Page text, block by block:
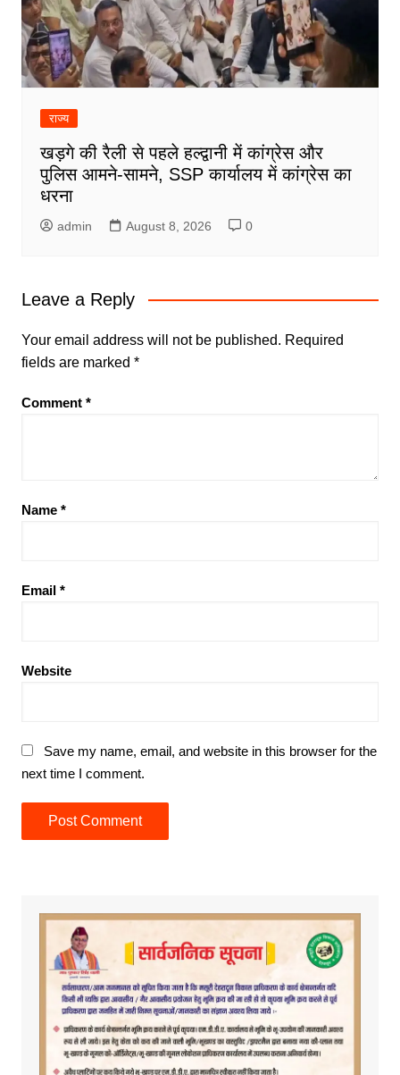
राज्य
खड़गे की रैली से पहले हल्द्वानी में कांग्रेस और
पुलिस आमने-सामने, SSP कार्यालय में कांग्रेस का
धरना
admin August 8, 2026 0
Leave a Reply
Your email address will not be published. Required
fields are marked *
Comment *
Name *
Email *
Website
Save my name, email, and website in this browser for the
next time I comment.